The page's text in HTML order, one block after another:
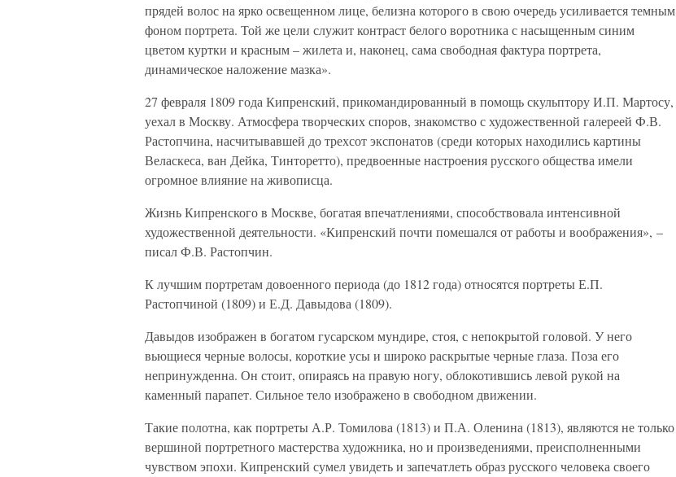
прядей волос на ярко освещенном лице, белизна которого в свою очередь усиливается темным
фоном портрета. Той же цели служит контраст белого воротника с насыщенным синим
цветом куртки и красным – жилета и, наконец, сама свободная фактура портрета,
динамическое наложение мазка».
27 февраля 1809 года Кипренский, прикомандированный в помощь скульптору И.П. Мартосу,
уехал в Москву. Атмосфера творческих споров, знакомство с художественной галереей Ф.В.
Растопчина, насчитывавшей до трехсот экспонатов (среди которых находились картины
Веласкеса, ван Дейка, Тинторетто), предвоенные настроения русского общества имели
огромное влияние на живописца.
Жизнь Кипренского в Москве, богатая впечатлениями, способствовала интенсивной
художественной деятельности. «Кипренский почти помешался от работы и воображения», –
писал Ф.В. Растопчин.
К лучшим портретам довоенного периода (до 1812 года) относятся портреты Е.П.
Растопчиной (1809) и Е.Д. Давыдова (1809).
Давыдов изображен в богатом гусарском мундире, стоя, с непокрытой головой. У него
вьющиеся черные волосы, короткие усы и широко раскрытые черные глаза. Поза его
непринужденна. Он стоит, опираясь на правую ногу, облокотившись левой рукой на
каменный парапет. Сильное тело изображено в свободном движении.
Такие полотна, как портреты А.Р. Томилова (1813) и П.А. Оленина (1813), являются не только
вершиной портретного мастерства художника, но и произведениями, преисполненными
чувством эпохи. Кипренский сумел увидеть и запечатлеть образ русского человека своего